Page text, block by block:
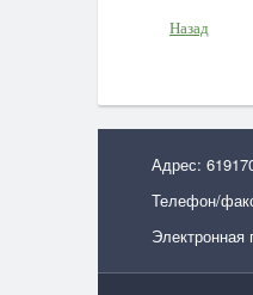
Назад
Адрес:
Телефон/
Электронная